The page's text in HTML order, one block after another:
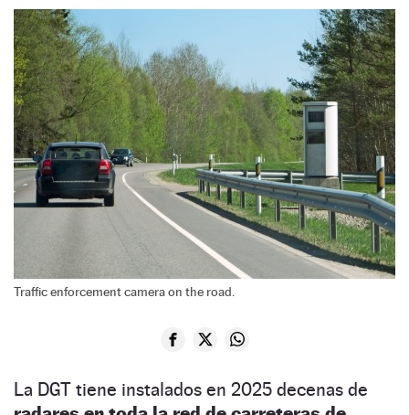
Traffic enforcement camera on the road.
La DGT tiene instalados en 2025 decenas de